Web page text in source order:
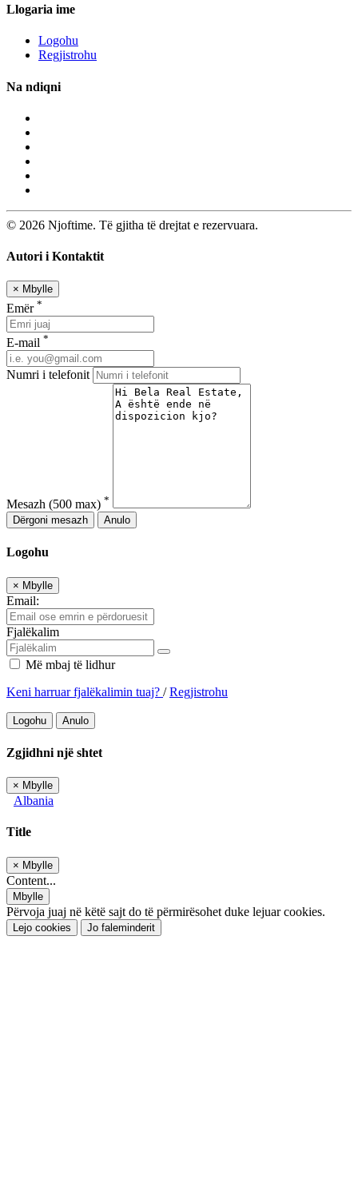
Llogaria ime
Logohu
Regjistrohu
Na ndiqni
© 2026 Njoftime. Të gjitha të drejtat e rezervuara.
Autori i Kontaktit
× Mbylle
Emër *
E-mail *
Numri i telefonit
Mesazh (500 max) *
Dërgoni mesazh
Anulo
Logohu
× Mbylle
Email:
Fjalëkalim
Më mbaj të lidhur
Keni harruar fjalëkalimin tuaj? /Regjistrohu
Logohu Anulo
Zgjidhni një shtet
× Mbylle
Albania
Title
× Mbylle
Content...
Mbylle
Përvoja juaj në këtë sajt do të përmirësohet duke lejuar cookies.
Lejo cookies Jo faleminderit